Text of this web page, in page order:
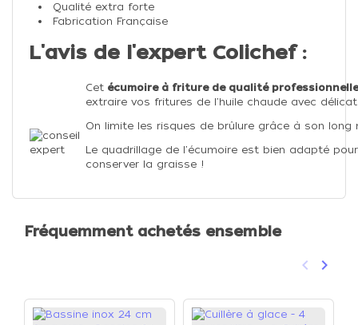
Qualité extra forte
Fabrication Française
L'avis de l'expert Colichef :
Cet écumoire à friture de qualité
extraire vos fritures de l'huile chaude avec
On limite les risques de brûlure grâce à son long
Le quadrillage de l'écumoire est bien adapté
conserver la graisse !
Fréquemment achetés ensemble
Précédent
keyboard_arrow_left keyboard_arrow_right